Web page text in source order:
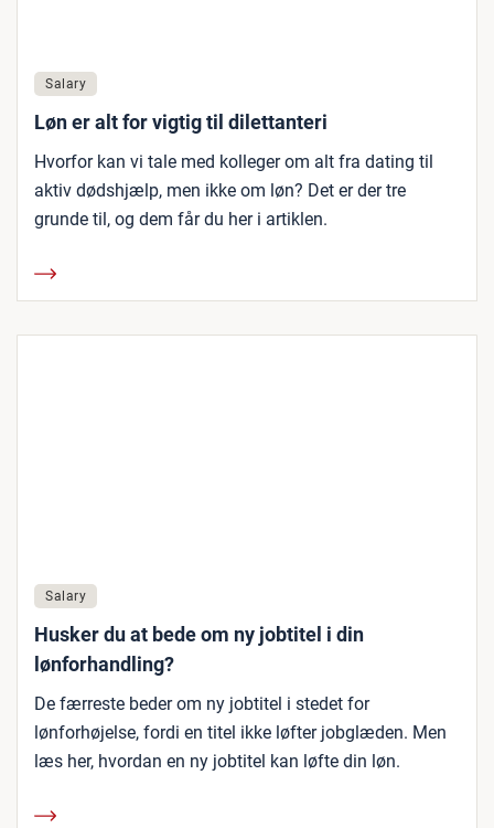
Salary
Løn er alt for vigtig til dilettanteri
Hvorfor kan vi tale med kolleger om alt fra dating til
aktiv dødshjælp, men ikke om løn? Det er der tre
grunde til, og dem får du her i artiklen.
Salary
Husker du at bede om ny jobtitel i din
lønforhandling?
De færreste beder om ny jobtitel i stedet for
lønforhøjelse, fordi en titel ikke løfter jobglæden. Men
læs her, hvordan en ny jobtitel kan løfte din løn.